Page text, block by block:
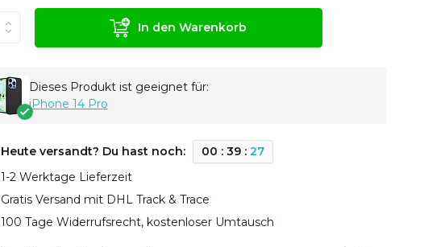
In den Warenkorb
Dieses Produkt ist geeignet für:
iPhone 14 Pro
Heute versandt? Du hast noch: 00 : 39: 27
1-2 Werktage Lieferzeit
Gratis Versand mit DHL Track & Trace
100 Tage Widerrufsrecht, kostenloser Umtausch